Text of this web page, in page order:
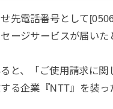
先電話番号として
ージサービスが届いた
と、「ご使用請求に
る企業『NTT』を装